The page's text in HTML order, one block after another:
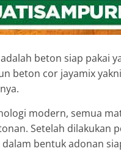
beton siap pakai
beton cor jayamix
modern, semua
Setelah dilakukan
bentuk adonan